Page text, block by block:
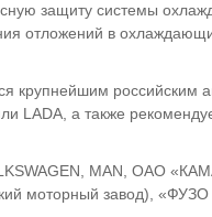
защиту системы
отложений в
крупнейшим российским
LADA, а также
MAN, ОАО
моторный завод),